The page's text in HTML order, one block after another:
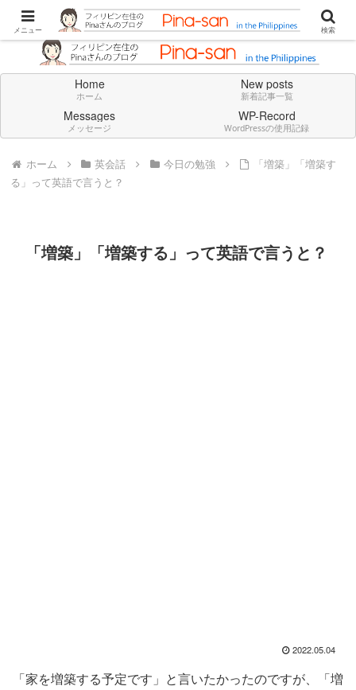
Don't think deeply. Feel always in English.
Home
ホーム
New posts
新着記事一覧
Messages
メッセージ
WP-Record
WordPressの使用記録
ホーム 英会話 今日の勉強
「増築」「増築す
る」って英語で言うと？
「増築」「増築する」って英語で言うと？
2022.05.04
「家を増築する予定です」と言いたかったのですが、「増
メニュー 検索